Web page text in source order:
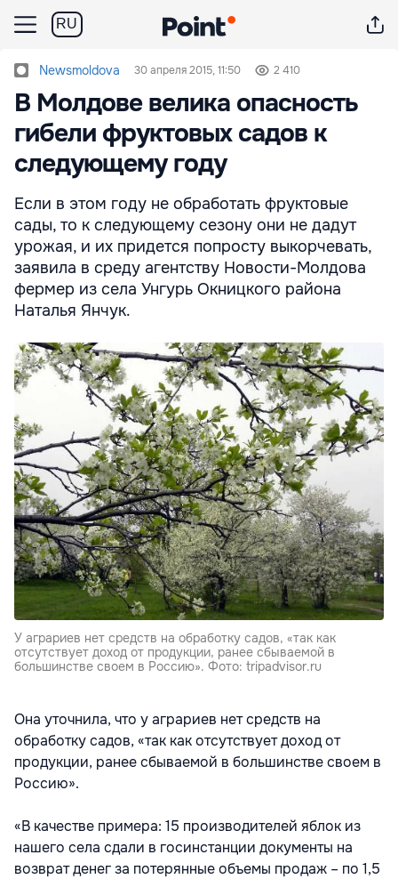
RU
Newsmoldova 30 апреля 2015, 11:50 2 410
В Молдове велика опасность
гибели фруктовых садов к
следующему году
Если в этом году не обработать фруктовые
сады, то к следующему сезону они не дадут
урожая, и их придется попросту выкорчевать,
заявила в среду агентству Новости-Молдова
фермер из села Унгурь Окницкого района
Наталья Янчук.
У аграриев нет средств на обработку садов, «так как
отсутствует доход от продукции, ранее сбываемой в
большинстве своем в Россию». Фото: tripadvisor.ru
Она уточнила, что у аграриев нет средств на
обработку садов, «так как отсутствует доход от
продукции, ранее сбываемой в большинстве своем в
Россию».
«В качестве примера: 15 производителей яблок из
нашего села сдали в госинстанции документы на
возврат денег за потерянные объемы продаж – по 1,5